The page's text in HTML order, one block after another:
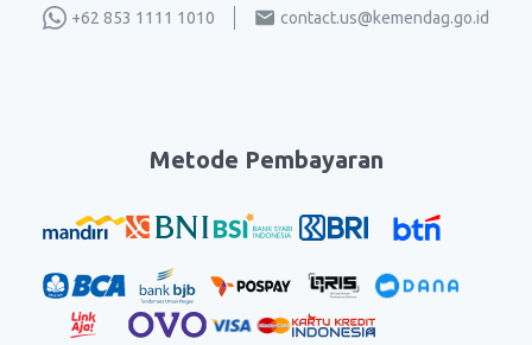
+62 853 1111 1010
contact.us@kemendag.go.id
Metode Pembayaran